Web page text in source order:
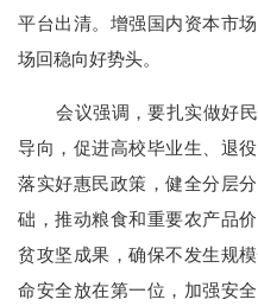
平台出清。增强国内资本市
场回稳向好势头。
会议强调，要扎实做好
导向，促进高校毕业生、退
落实好惠民政策，健全分层
础，推动粮食和重要农产品
贫攻坚成果，确保不发生规
命安全放在第一位，加强安